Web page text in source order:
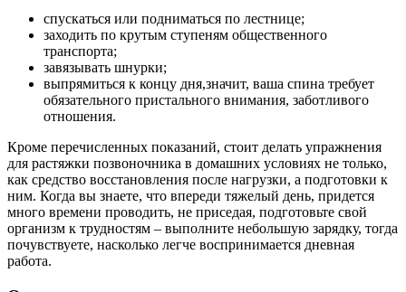
спускаться или подниматься по лестнице;
заходить по крутым ступеням общественного
транспорта;
завязывать шнурки;
выпрямиться к концу дня,значит, ваша спина требует
обязательного пристального внимания, заботливого
отношения.
Кроме перечисленных показаний, стоит делать упражнения
для растяжки позвоночника в домашних условиях не только,
как средство восстановления после нагрузки, а подготовки к
ним. Когда вы знаете, что впереди тяжелый день, придется
много времени проводить, не приседая, подготовьте свой
организм к трудностям – выполните небольшую зарядку, тогда
почувствуете, насколько легче воспринимается дневная
работа.